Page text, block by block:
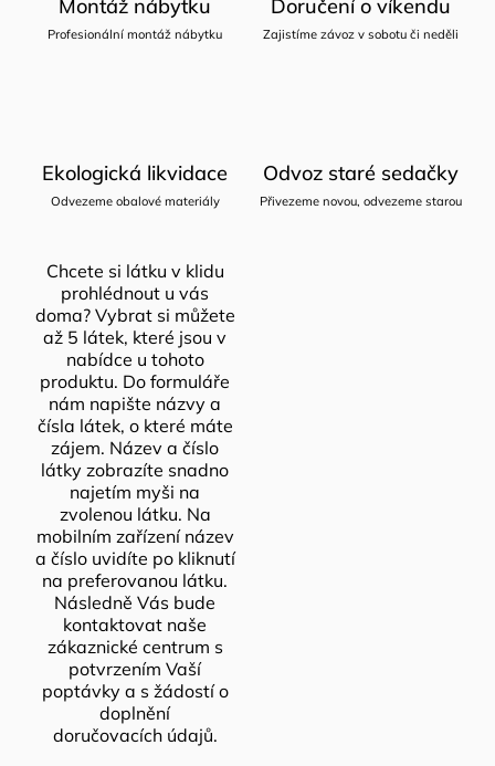
Montáž nábytku
Profesionální montáž nábytku
Doručení o víkendu
Zajistíme závoz v sobotu či neděli
Ekologická likvidace
Odvezeme obalové materiály
Odvoz staré sedačky
Přivezeme novou, odvezeme starou
Chcete si látku v klidu
prohlédnout u vás
doma? Vybrat si můžete
až 5 látek, které jsou v
nabídce u tohoto
produktu. Do formuláře
nám napište názvy a
čísla látek, o které máte
zájem. Název a číslo
látky zobrazíte snadno
najetím myši na
zvolenou látku. Na
mobilním zařízení název
a číslo uvidíte po kliknutí
na preferovanou látku.
Následně Vás bude
kontaktovat naše
zákaznické centrum s
potvrzením Vaší
poptávky a s žádostí o
doplnění
doručovacích údajů.